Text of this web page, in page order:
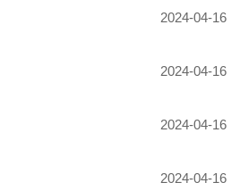
2024-04-16
2024-04-16
2024-04-16
2024-04-16